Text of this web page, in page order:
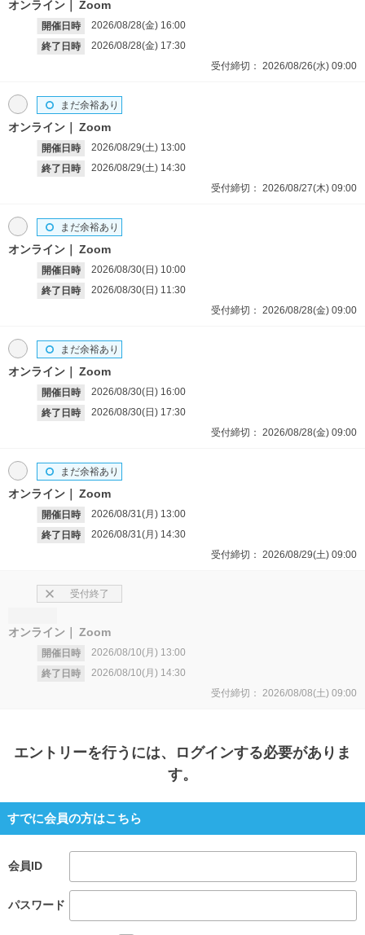
オンライン Zoom
開催日時 2026/08/28(金) 16:00
終了日時
2026/08/28(金) 17:30
受付締切： 2026/08/26(水) 09:00
オンライン Zoom
開催日時 2026/08/29(土) 13:00
終了日時
2026/08/29(土) 14:30
まだ余裕あり
受付締切： 2026/08/27(木) 09:00
オンライン Zoom
開催日時 2026/08/30(日) 10:00
終了日時
2026/08/30(日) 11:30
まだ余裕あり
受付締切： 2026/08/28(金) 09:00
オンライン Zoom
開催日時 2026/08/30(日) 16:00
終了日時
2026/08/30(日) 17:30
まだ余裕あり
受付締切： 2026/08/28(金) 09:00
オンライン Zoom
開催日時 2026/08/31(月) 13:00
終了日時
2026/08/31(月) 14:30
まだ余裕あり
受付締切： 2026/08/29(土) 09:00
オンライン Zoom
開催日時 2026/08/10(月) 13:00
終了日時
2026/08/10(月) 14:30
受付終了
受付締切： 2026/08/08(土) 09:00
エントリーを行うには、ログインする必要がありま
す。
すでに会員の方はこちら
会員ID
パスワード